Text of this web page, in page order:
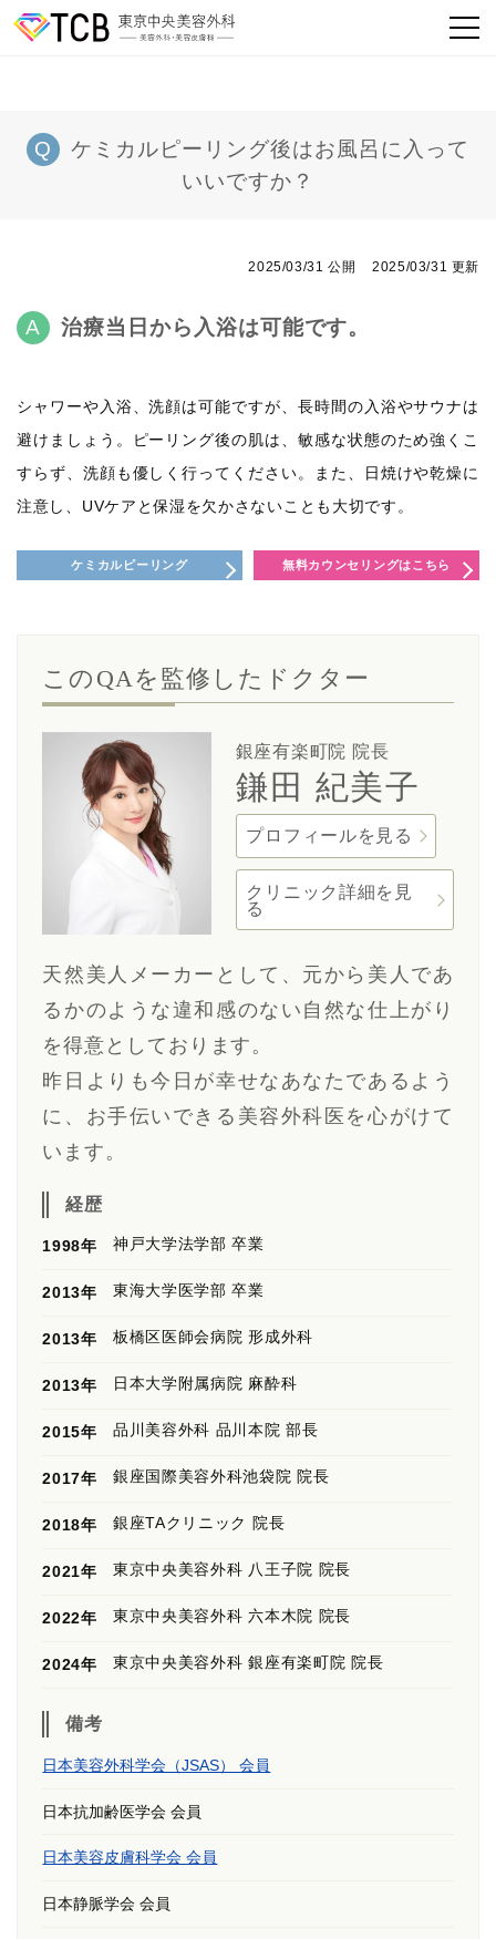
ケミカルピーリング後はお風呂に入って
いいですか？
2025/03/31 公開 2025/03/31 更新
治療当日から入浴は可能です。
シャワーや入浴、洗顔は可能ですが、長時間の入浴やサウナは
避けましょう。ピーリング後の肌は、敏感な状態のため強くこ
すらず、洗顔も優しく行ってください。また、日焼けや乾燥に
注意し、UVケアと保湿を欠かさないことも大切です。
ケミカルピーリング 無料カウンセリングはこちら
このQAを監修したドクター
銀座有楽町院 院長
鎌田 紀美子
プロフィールを見る
クリニック詳細を見
る
天然美人メーカーとして、元から美人であ
るかのような違和感のない自然な仕上がり
を得意としております。
昨日よりも今日が幸せなあなたであるよう
に、お手伝いできる美容外科医を心がけて
います。
経歴
1998年 神戸大学法学部 卒業
2013年 東海大学医学部 卒業
2013年 板橋区医師会病院 形成外科
2013年 日本大学附属病院 麻酔科
2015年 品川美容外科 品川本院 部長
2017年 銀座国際美容外科池袋院 院長
2018年 銀座TAクリニック 院長
2021年 東京中央美容外科 八王子院 院長
2022年 東京中央美容外科 六本木院 院長
2024年 東京中央美容外科 銀座有楽町院 院長
備考
日本美容外科学会（JSAS） 会員
日本抗加齢医学会 会員
日本美容皮膚科学会 会員
日本静脈学会 会員